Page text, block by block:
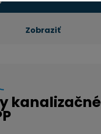
Zobraziť
kanalizačné